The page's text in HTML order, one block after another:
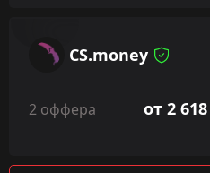
CS.money
2 оффера от 2